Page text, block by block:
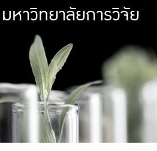
มหาวิทยาลัย
เกษตรศาสตร์ มีพื้นที่เขียวส
เป็นป่าในเมือง
เกษตรในเมือง (URBAN
ที่นับรวมกันได้ประม
มหาวิทยาลัยการวิจัย